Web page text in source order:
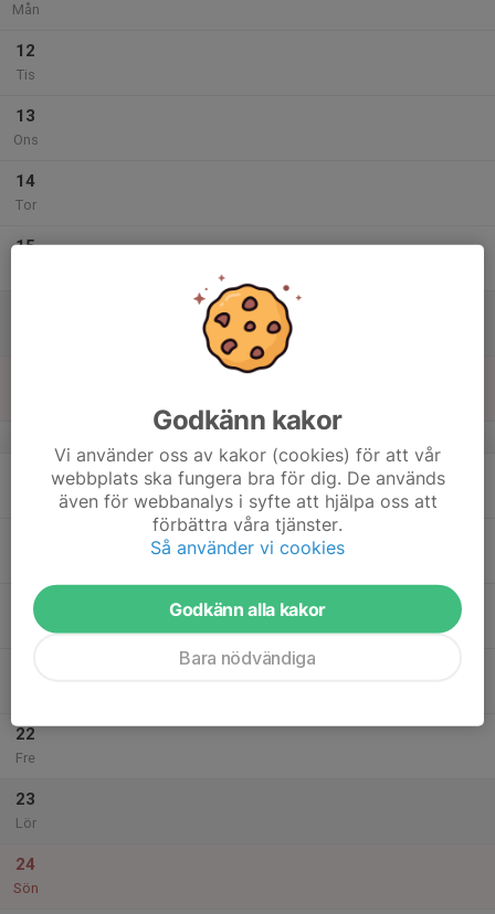
Mån
12
Tis
13
Ons
14
Tor
15
20
Ons
22
Fre
23
Lör
24
Sön
Godkänn kakor
Vi använder oss av kakor (cookies) för att vår
webbplats ska fungera bra för dig. De används
även för webbanalys i syfte att hjälpa oss att
förbättra våra tjänster.
Så använder vi cookies
Godkänn alla kakor
Bara nödvändiga